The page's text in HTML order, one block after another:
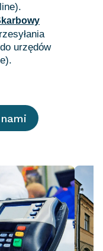
urzędów